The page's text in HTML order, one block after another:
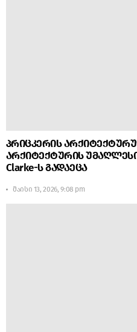
პრიცკერის
არქიტექტურის
Clarke-ს გადაეცა
მაისი 13, 2026, 9:08 pm